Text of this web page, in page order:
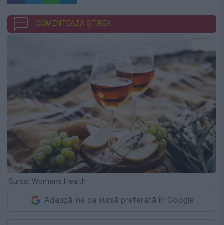
COMENTEAZĂ ȘTIREA
Sursa: Womens Health
Adaugă-ne ca sursă preferată în Google